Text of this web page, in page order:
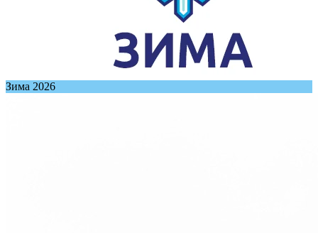
Зима 2026